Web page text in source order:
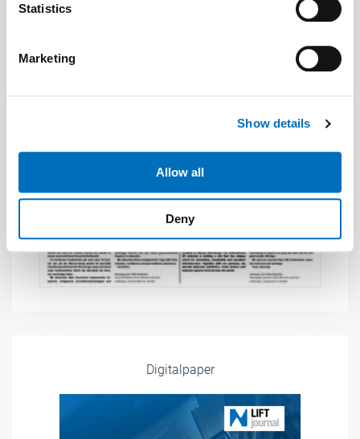
Identify your device by actively scanning it for
Find out more about how your personal data is processed
and set your preferences in the
provide social media features and to analyse our traffic.
provided to them or that they’ve collected from your use
Weitere Informationen:Impressum Datenschutz
Statistics
Marketing
Show details
Allow all
Deny
Digitalpaper